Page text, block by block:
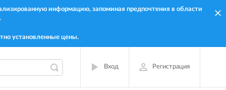
информацию, запоминая предпочтения в области
установленные цены.
Вход Регистрация